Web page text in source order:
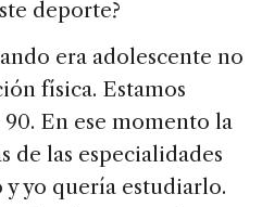
deporte?
era adolescente no
física. Estamos
En ese momento la
de las especialidades
y yo quería estudiarlo.